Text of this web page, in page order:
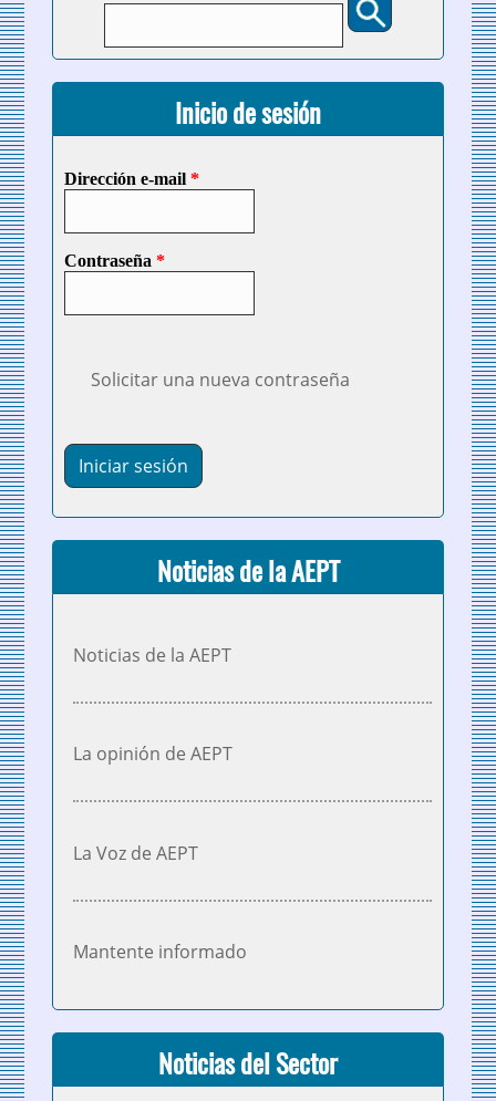
Inicio de sesión
Dirección e-mail *
Contraseña *
Solicitar una nueva contraseña
Noticias de la AEPT
Noticias de la AEPT
La opinión de AEPT
La Voz de AEPT
Mantente informado
Noticias del Sector